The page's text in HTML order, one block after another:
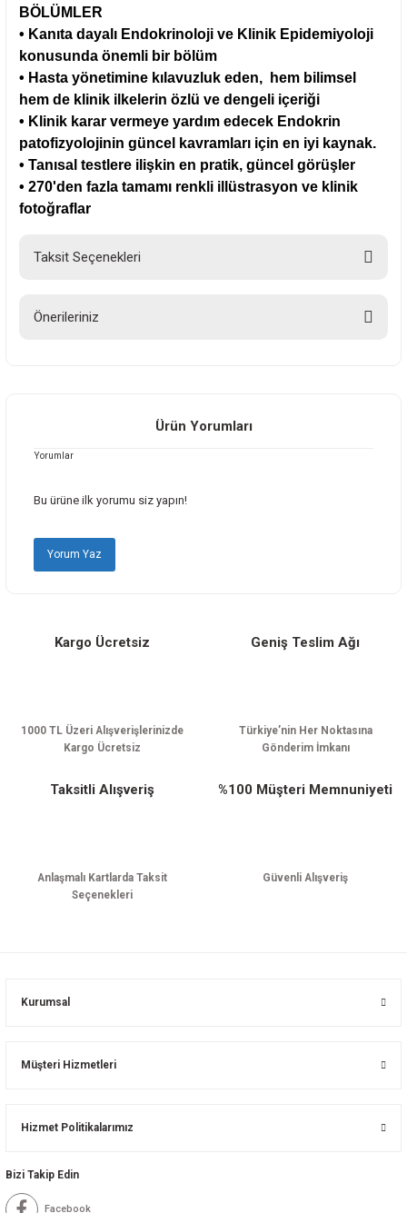
BÖLÜMLER
• Kanıta dayalı Endokrinoloji ve Klinik Epidemiyoloji
konusunda önemli bir bölüm
• Hasta yönetimine kılavuzluk eden, hem bilimsel
hem de klinik ilkelerin özlü ve dengeli içeriği
• Klinik karar vermeye yardım edecek Endokrin
patofizyolojinin güncel kavramları için en iyi kaynak.
• Tanısal testlere ilişkin en pratik, güncel görüşler
• 270'den fazla tamamı renkli illüstrasyon ve klinik
fotoğraflar
Taksit Seçenekleri
Önerileriniz
Ürün resmi kalitesiz, bozuk veya görüntülenemiyor.
Ürün bilgilerinde hatalar bulunuyor.
Bu ürüne benzer farklı alternatifler olmalı.
Ürün Yorumları
Yorumlar
Bu ürüne ilk yorumu siz yapın!
Yorum Yaz
Kargo Ücretsiz
1000 TL Üzeri Alışverişlerinizde
Kargo Ücretsiz
Geniş Teslim Ağı
Türkiye’nin Her Noktasına
Gönderim İmkanı
Taksitli Alışveriş
Anlaşmalı Kartlarda Taksit
Seçenekleri
%100 Müşteri Memnuniyeti
Güvenli Alışveriş
Kurumsal
Müşteri Hizmetleri
Hizmet Politikalarımız
Bizi Takip Edin
Facebook